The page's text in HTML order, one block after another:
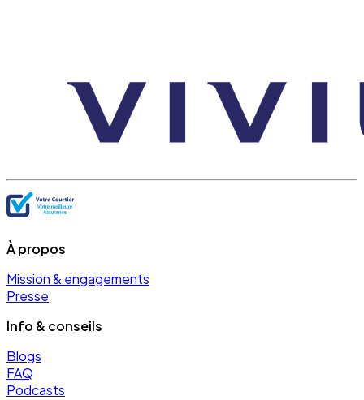
À propos
Mission & engagements
Presse
Info & conseils
Blogs
FAQ
Podcasts